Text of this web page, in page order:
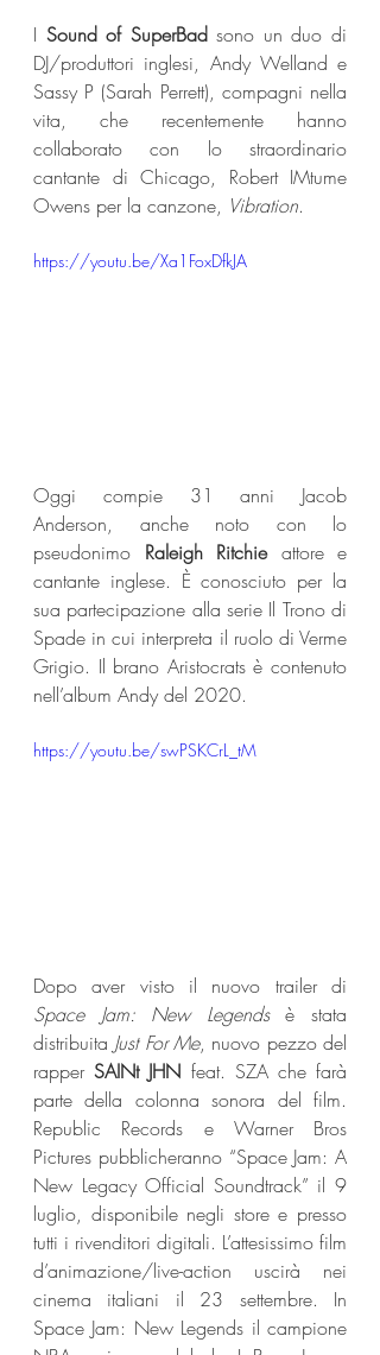
I Sound of SuperBad sono un duo di
DJ/produttori inglesi, Andy Welland e
Sassy P (Sarah Perrett), compagni nella
vita, che recentemente hanno
collaborato con lo straordinario
cantante di Chicago, Robert IMtume
Owens per la canzone, Vibration.
https://youtu.be/Xa1FoxDfkJA
Oggi compie 31 anni Jacob
Anderson, anche noto con lo
pseudonimo Raleigh Ritchie attore e
cantante inglese. È conosciuto per la
sua partecipazione alla serie Il Trono di
Spade in cui interpreta il ruolo di Verme
Grigio. Il brano Aristocrats è contenuto
nell’album Andy del 2020.
https://youtu.be/swPSKCrL_tM
Space Jam: New Legends è stata
distribuita Just For Me, nuovo pezzo del
rapper SAINt JHN feat. SZA che farà
parte della colonna sonora del film.
Republic Records e Warner Bros
Pictures pubblicheranno “Space Jam: A
New Legacy Official Soundtrack” il 9
luglio, disponibile negli store e presso
tutti i rivenditori digitali. L’attesissimo film
d’animazione/live-action uscirà nei
cinema italiani il 23 settembre. In
Space Jam: New Legends il campione